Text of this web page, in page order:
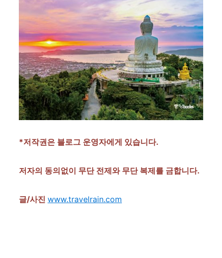
*저작권은 블로그 운영자에게 있습니다.
저자의 동의없이 무단 전제와 무단 복제를 금합니다.
글/사진 www.travelrain.com